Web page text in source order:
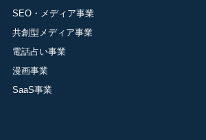
SEO・メディア事業
共創型メディア事業
電話占い事業
漫画事業
SaaS事業